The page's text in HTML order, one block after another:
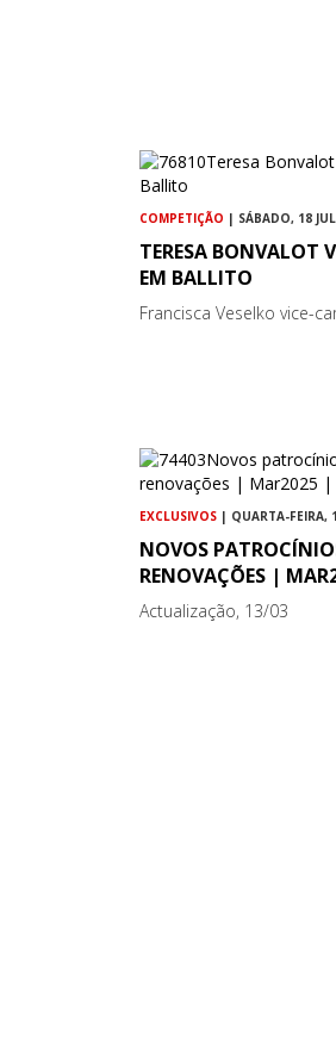
COMPETIÇÃO | SÁBADO, 18
TERESA BONVALOT
EM BALLITO
Francisca Veselko vice-
EXCLUSIVOS | QUARTA-FEIRA,
NOVOS
RENOVAÇÕES |
Actualização, 13/03